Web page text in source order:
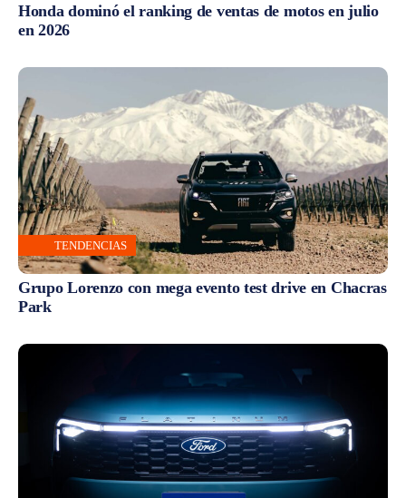
Honda dominó el ranking de ventas de motos en julio
en 2026
TENDENCIAS
Grupo Lorenzo con mega evento test drive en Chacras
Park